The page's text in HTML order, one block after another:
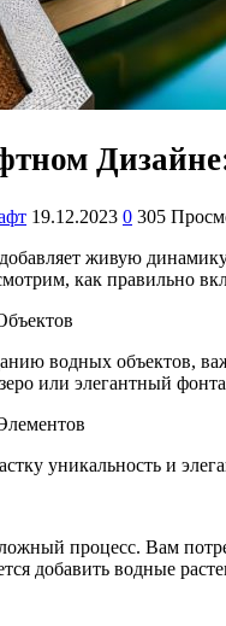
19.12.2023 0 305
живую
как правильно
водных объектов,
или элегантный
уникальность и
процесс. Вам
добавить водные